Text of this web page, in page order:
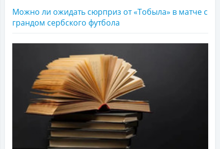
Можно ли ожидать сюрприз от «Тобыла» в матче с
грандом сербского футбола